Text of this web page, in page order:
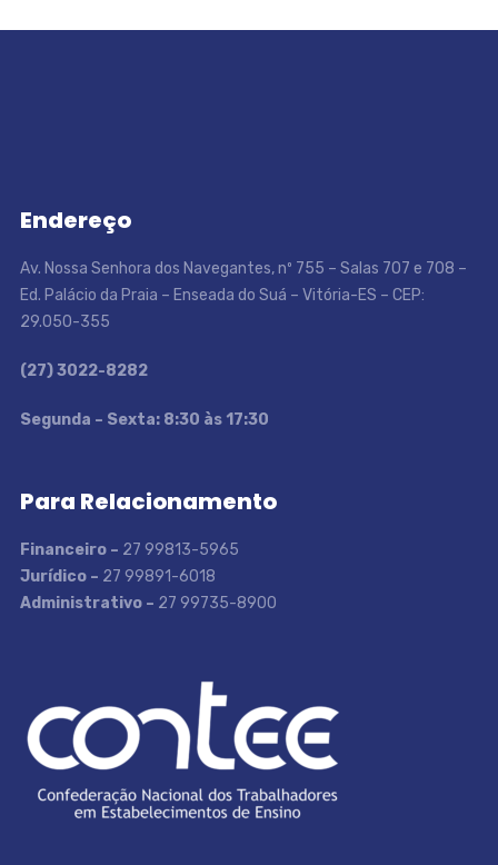
Endereço
Av. Nossa Senhora dos Navegantes, nº 755 – Salas 707 e 708 –
Ed. Palácio da Praia – Enseada do Suá – Vitória-ES – CEP:
29.050-355
(27) 3022-8282
Segunda – Sexta: 8:30 às 17:30
Para Relacionamento
Financeiro – 27 99813-5965
Jurídico – 27 99891-6018
Administrativo – 27 99735-8900